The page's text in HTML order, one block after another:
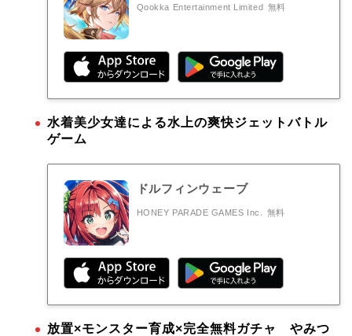
Qookka Entertainment Limited 無料
水着美少女達による水上の爽快ジェットバトル
ゲーム
ドルフィンウェーブ
HONEY PARADE GAMES Inc. 無料
放置×モンスター育成×完全無料ガチャ やみつ